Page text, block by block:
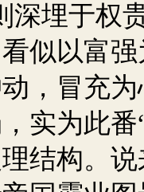
深埋于权
似以富
，冒充
实为此
结构。